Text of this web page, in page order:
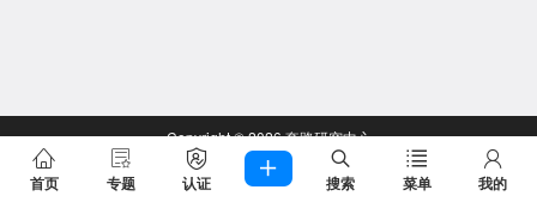
Copyright © 2026套路研究中心
查询 55 次，耗时 0.2402 秒
首页 专题 认证 搜索 菜单 我的